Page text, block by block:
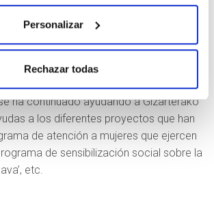
Personalizar
Rechazar todas
sus objetivos y renovó su imagen
también se materializó la
entidad con la Asociación mediante la
y Nueva Imagen’.
ha continuado ayudando a Gizarterako
a los diferentes proyectos que han
de atención a mujeres que ejercen
de sensibilización social sobre la
etc.